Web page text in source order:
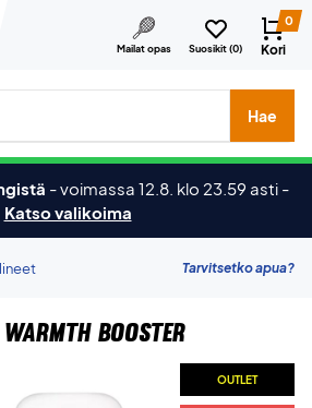
Mailat opas Suosikit (0)
0
Kori
merkkejä jne.
Hae
-voimassa 12.8. klo 23.59 asti -
Katso valikoima
Tarvitsetko apua?
Warmth Booster
OUTLET